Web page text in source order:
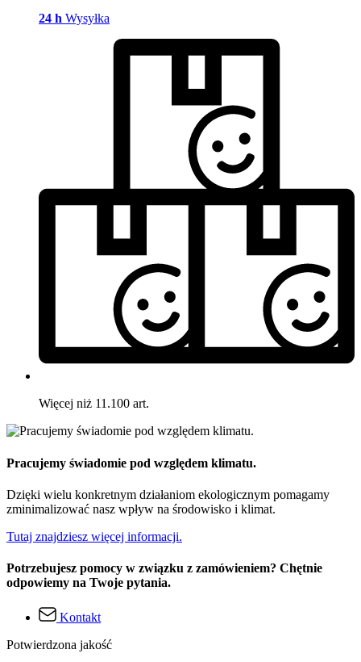
24 h Wysyłka
Więcej niż 11.100 art.
Pracujemy świadomie pod względem klimatu.
Dzięki wielu konkretnym działaniom ekologicznym pomagamy
zminimalizować nasz wpływ na środowisko i klimat.
Tutaj znajdziesz więcej informacji.
Potrzebujesz pomocy w związku z zamówieniem? Chętnie
odpowiemy na Twoje pytania.
Kontakt
Potwierdzona jakość